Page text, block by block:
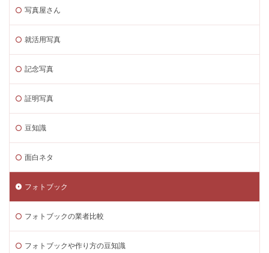
写真屋さん
就活用写真
記念写真
証明写真
豆知識
面白ネタ
フォトブック
フォトブックの業者比較
フォトブックや作り方の豆知識